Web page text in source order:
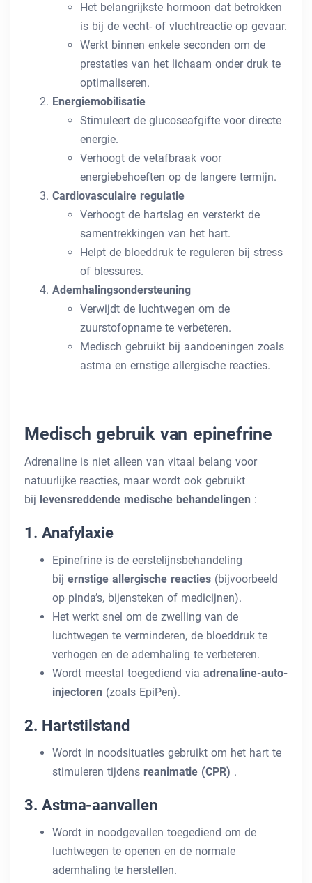
Het belangrijkste hormoon dat betrokken
is bij de vecht- of vluchtreactie op gevaar.
Werkt binnen enkele seconden om de
prestaties van het lichaam onder druk te
optimaliseren.
Energiemobilisatie
Stimuleert de glucoseafgifte voor directe
energie.
Verhoogt de vetafbraak voor
energiebehoeften op de langere termijn.
Cardiovasculaire regulatie
Verhoogt de hartslag en versterkt de
samentrekkingen van het hart.
Helpt de bloeddruk te reguleren bij stress
of blessures.
Ademhalingsondersteuning
Verwijdt de luchtwegen om de
zuurstofopname te verbeteren.
Medisch gebruikt bij aandoeningen zoals
astma en ernstige allergische reacties.
Medisch gebruik van epinefrine
Adrenaline is niet alleen van vitaal belang voor
natuurlijke reacties, maar wordt ook gebruikt
bij levensreddende medische behandelingen :
1. Anafylaxie
Epinefrine is de eerstelijnsbehandeling
bij ernstige allergische reacties (bijvoorbeeld
op pinda’s, bijensteken of medicijnen).
Het werkt snel om de zwelling van de
luchtwegen te verminderen, de bloeddruk te
verhogen en de ademhaling te verbeteren.
Wordt meestal toegediend via adrenaline-auto-
injectoren (zoals EpiPen).
2. Hartstilstand
Wordt in noodsituaties gebruikt om het hart te
stimuleren tijdens reanimatie (CPR) .
3. Astma-aanvallen
Wordt in noodgevallen toegediend om de
luchtwegen te openen en de normale
ademhaling te herstellen.